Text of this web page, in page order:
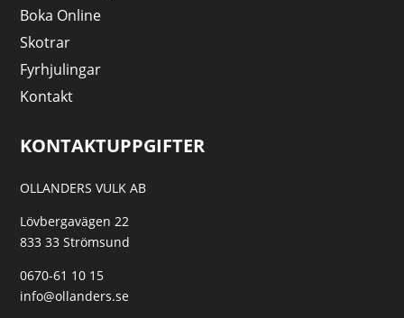
Boka Online
Skotrar
Fyrhjulingar
Kontakt
KONTAKTUPPGIFTER
OLLANDERS VULK AB
Lövbergavägen 22
833 33 Strömsund
0670-61 10 15
info@ollanders.se